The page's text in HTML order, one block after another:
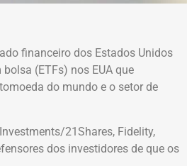
financeiro dos Estados Unidos
(ETFs) nos EUA que
do mundo e o setor de
21Shares, Fidelity,
dos investidores de que os